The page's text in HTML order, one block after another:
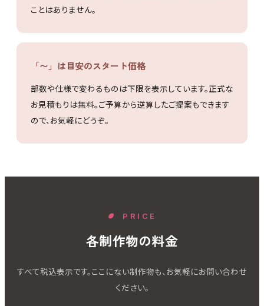
ことはありません。
「〜」は目安のスタート価格
部数や仕様で変わるものは下限を表示しています。正式な
お見積もりは無料。ご予算から逆算したご提案もできます
ので、お気軽にどうぞ。
PRICE
各制作物の料金
すべて税込表示です。ここにない制作物も、お気軽にお問い合わせ
ください。